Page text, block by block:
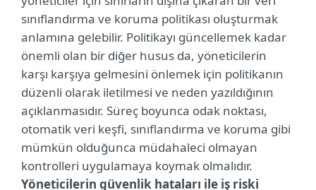
sınıflandırma ve koruma politikası oluşturmak
anlamına gelebilir. Politikayı güncellemek kadar
önemli olan bir diğer husus da, yöneticilerin
karşı karşıya gelmesini önlemek için politikanın
düzenli olarak iletilmesi ve neden yazıldığının
açıklanmasıdır. Süreç boyunca odak noktası,
otomatik veri keşfi, sınıflandırma ve koruma gibi
mümkün olduğunca müdahaleci olmayan
kontrolleri uygulamaya koymak olmalıdır.
Yöneticilerin güvenlik hataları ile iş riski